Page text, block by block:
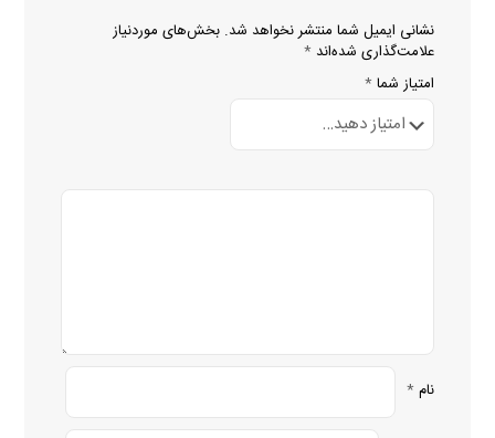
نشانی ایمیل شما منتشر نخواهد شد. بخش‌های موردنیاز
علامت‌گذاری شده‌اند *
امتیاز شما *
نام *